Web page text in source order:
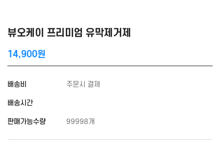
뷰오케이 프리미엄 유막제거제
14,900원
배송비 주문시 결제
배송시간
판매가능수량 99998개